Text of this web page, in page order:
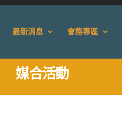
最新消息 會務專區
媒合活動